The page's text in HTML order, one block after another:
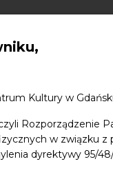
Kultury w
Rozporządzenie
w związku
dyrektywy 95/